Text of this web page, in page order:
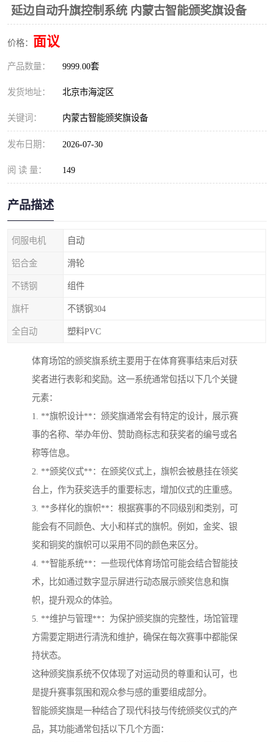
延边自动升旗控制系统 内蒙古智能颁奖旗设备
价格： 面议
产品数量： 9999.00套
发货地址： 北京市海淀区
关键词： 内蒙古智能颁奖旗设备
发布日期： 2026-07-30
阅 读 量： 149
产品描述
伺服电机 自动
铝合金 滑轮
不锈钢 组件
旗杆 不锈钢304
全自动 塑料PVC
体育场馆的颁奖旗系统主要用于在体育赛事结束后对获
奖者进行表彰和奖励。这一系统通常包括以下几个关键
元素：
1. **旗帜设计**：颁奖旗通常会有特定的设计，展示赛
事的名称、举办年份、赞助商标志和获奖者的编号或名
称等信息。
2. **颁奖仪式**：在颁奖仪式上，旗帜会被悬挂在领奖
台上，作为获奖选手的重要标志，增加仪式的庄重感。
3. **多样化的旗帜**：根据赛事的不同级别和类别，可
能会有不同颜色、大小和样式的旗帜。例如，金奖、银
奖和铜奖的旗帜可以采用不同的颜色来区分。
4. **智能系统**：一些现代体育场馆可能会结合智能技
术，比如通过数字显示屏进行动态展示颁奖信息和旗
帜，提升观众的体验。
5. **维护与管理**：为保护颁奖旗的完整性，场馆管理
方需要定期进行清洗和维护，确保在每次赛事中都能保
持状态。
这种颁奖旗系统不仅体现了对运动员的尊重和认可，也
是提升赛事氛围和观众参与感的重要组成部分。
智能颁奖旗是一种结合了现代科技与传统颁奖仪式的产
品，其功能通常包括以下几个方面：